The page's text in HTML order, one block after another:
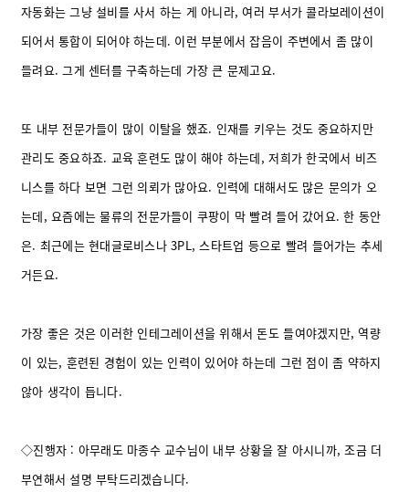
자동화는 그냥 설비를 사서 하는 게 아니라, 여러 부서가 콜라보레이션이
되어서 통합이 되어야 하는데. 이런 부분에서 잡음이 주변에서 좀 많이
들려요. 그게 센터를 구축하는데 가장 큰 문제고요.
또 내부 전문가들이 많이 이탈을 했죠. 인재를 키우는 것도 중요하지만
관리도 중요하죠. 교육 훈련도 많이 해야 하는데, 저희가 한국에서 비즈
니스를 하다 보면 그런 의뢰가 많아요. 인력에 대해서도 많은 문의가 오
는데, 요즘에는 물류의 전문가들이 쿠팡이 막 빨려 들어 갔어요. 한 동안
은. 최근에는 현대글로비스나 3PL, 스타트업 등으로 빨려 들어가는 추세
거든요.
가장 좋은 것은 이러한 인테그레이션을 위해서 돈도 들여야겠지만, 역량
이 있는, 훈련된 경험이 있는 인력이 있어야 하는데 그런 점이 좀 약하지
않아 생각이 듭니다.
◇진행자 : 아무래도 마종수 교수님이 내부 상황을 잘 아시니까, 조금 더
부연해서 설명 부탁드리겠습니다.